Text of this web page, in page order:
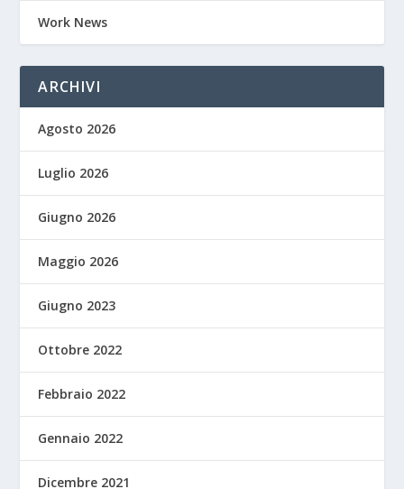
Work News
ARCHIVI
Agosto 2026
Luglio 2026
Giugno 2026
Maggio 2026
Giugno 2023
Ottobre 2022
Febbraio 2022
Gennaio 2022
Dicembre 2021